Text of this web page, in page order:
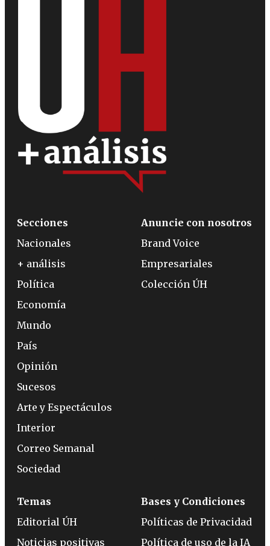
Secciones
Nacionales
+ análisis
Política
Economía
Mundo
País
Opinión
Sucesos
Arte y Espectáculos
Interior
Correo Semanal
Sociedad
Anuncie con nosotros
Brand Voice
Empresariales
Colección ÚH
Temas
Editorial ÚH
Noticias positivas
Bases y Condiciones
Políticas de Privacidad
Política de uso de la IA